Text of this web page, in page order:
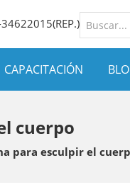
CAPACITACIÓN
cuerpo
para esculpir el